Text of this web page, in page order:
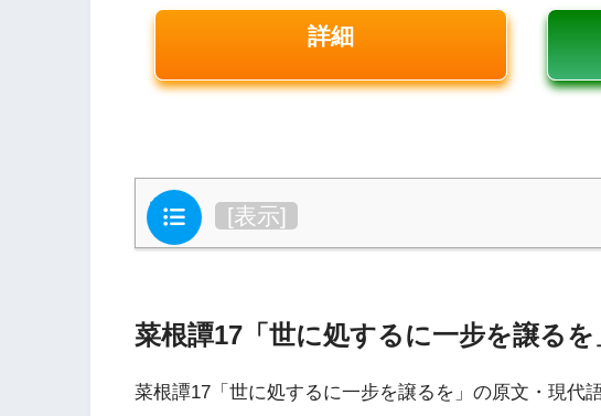
詳細
目次 [表示]
菜根譚17「世に処するに一步を譲る
菜根譚17「世に処するに一步を譲るを」の原文・現代